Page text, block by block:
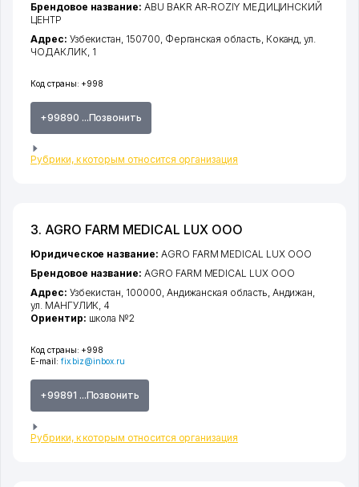
Код страны: +998
+99890 ...Позвонить
Рубрики, к которым относится организация
Брендовое название: ABU BAKR AR-ROZIY МЕДИЦИНСКИЙ
ЦЕНТР
Адрес: Узбекистан, 150700, Ферганская область, Коканд,ул.
ЧОДАКЛИК, 1
3. AGRO FARM MEDICAL LUX ООО
Код страны: +998
E-mail: fix.biz@inbox.ru
+99891 ...Позвонить
Рубрики, к которым относится организация
Юридическое название: AGRO FARM MEDICAL LUX ООО
Брендовое название: AGRO FARM MEDICAL LUX ООО
Адрес: Узбекистан, 100000, Андижанская область, Андижан,
ул. МАНГУЛИК, 4
Ориентир: школа №2